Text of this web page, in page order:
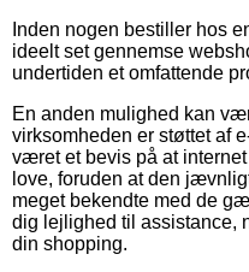
Inden nogen bestiller hos
ideelt set gennemse
undertiden et omfattende
En anden mulighed kan
virksomheden er støttet af
været et bevis på at
love, foruden at den
meget bekendte med de
dig lejlighed til assistance,
din shopping.